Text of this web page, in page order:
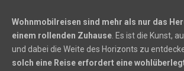
Wohnmobilreisen sind mehr als nur das
einem rollenden Zuhause . Es ist die Kunst,
und dabei die Weite des Horizonts zu
solch eine Reise erfordert eine